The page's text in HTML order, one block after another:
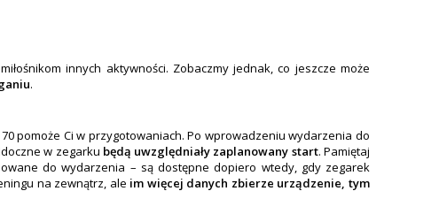
innych aktywności. Zobaczmy jednak, co jeszcze może
.
pomoże Ci w przygotowaniach. Po wprowadzeniu wydarzenia do
w zegarku będą uwzględniały zaplanowany start. Pamiętaj
do wydarzenia – są dostępne dopiero wtedy, gdy zegarek
na zewnątrz, ale im więcej danych zbierze urządzenie, tym